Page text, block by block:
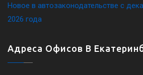
Новое в автозаконодательстве с
2026 года
Адреса Офисов В